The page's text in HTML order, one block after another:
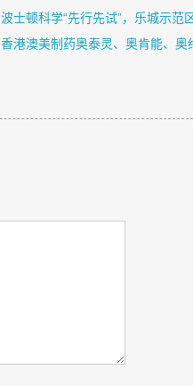
波士顿科学“先行先试”，乐城示范
香港澳美制药奥泰灵、奥肯能、奥